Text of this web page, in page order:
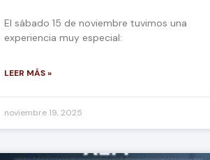
El sábado 15 de noviembre tuvimos una
experiencia muy especial:
LEER MÁS »
noviembre 19, 2025